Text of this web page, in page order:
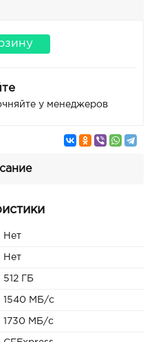
у менеджеров
Нет
Нет
512 ГБ
1540 МБ/с
1730 МБ/с